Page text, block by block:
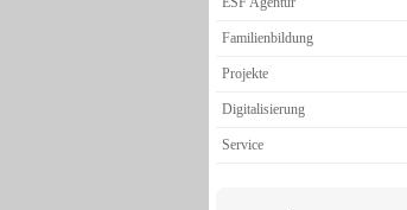
Familienbildung
Projekte
Digitalisierung
Service